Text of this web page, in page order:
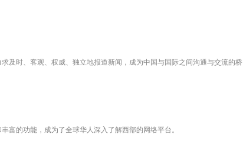
及时、客观、权威、独立地报道新闻，成为中国与国际之间沟通与交流的桥
富的功能，成为了全球华人深入了解西部的网络平台。